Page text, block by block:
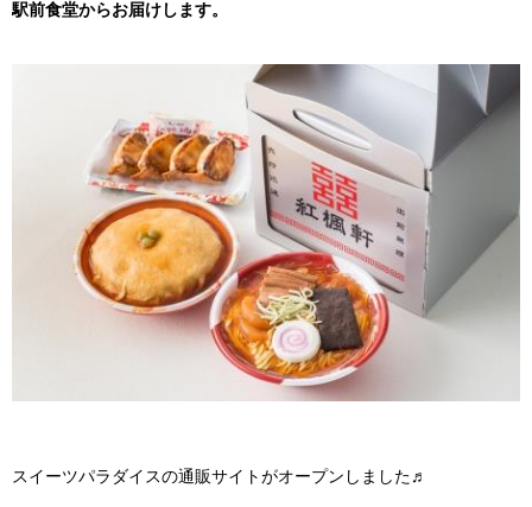
駅前食堂からお届けします。
スイーツパラダイスの通販サイトがオープンしました♬